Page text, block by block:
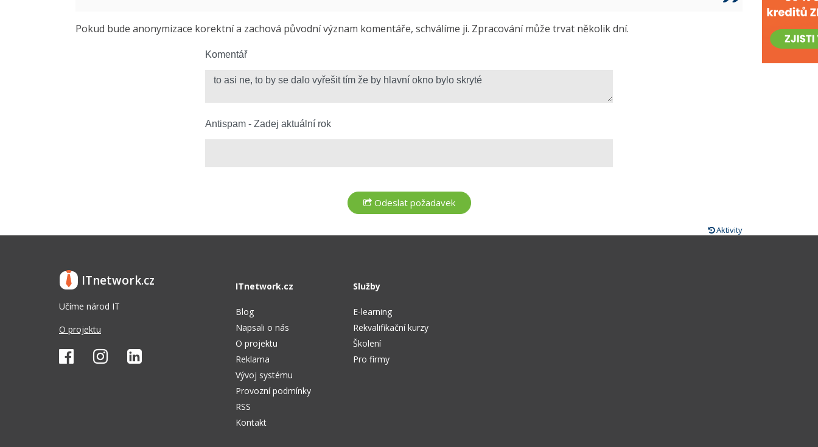
Pokud bude anonymizace korektní a zachová původní význam komentáře, schválíme ji. Zpracování může trvat několik dní.
Komentář
Antispam - Zadej aktuální rok
Aktivity
ITnetwork.cz
Učíme národ IT
O projektu
ITnetwork.cz
Blog
Napsali o nás
O projektu
Reklama
Vývoj systému
Provozní podmínky
RSS
Kontakt
Služby
E-learning
Rekvalifikační kurzy
Školení
Pro firmy